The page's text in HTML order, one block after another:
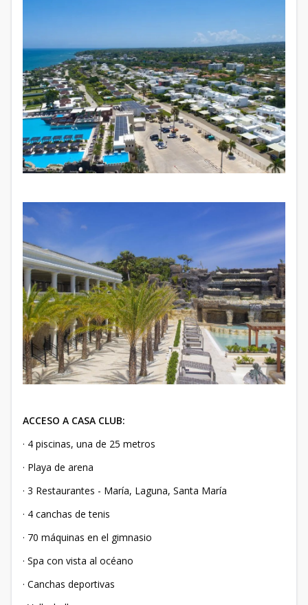
ACCESO A CASA CLUB:
· 4 piscinas, una de 25 metros
· Playa de arena
· 3 Restaurantes - María, Laguna, Santa María
· 4 canchas de tenis
· 70 máquinas en el gimnasio
· Spa con vista al océano
· Canchas deportivas